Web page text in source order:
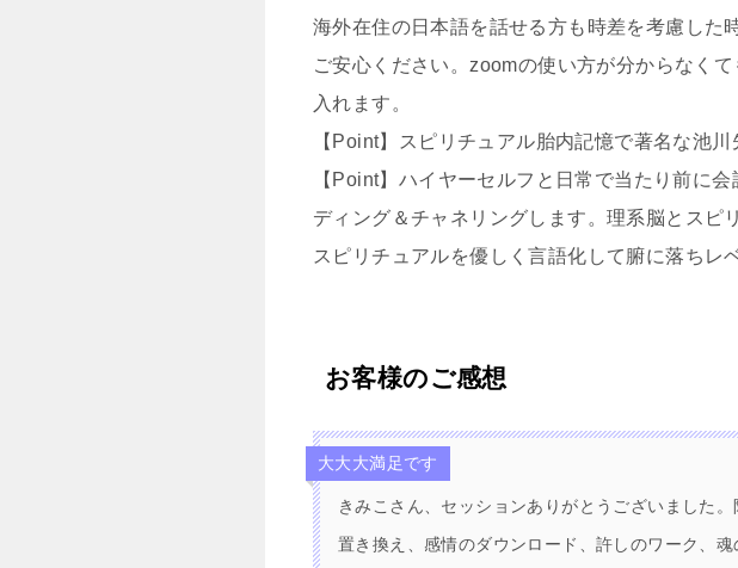
海外在住の日本語を話せる方も時差を考慮した
ご安心ください。zoomの使い方が分からなく
入れます。
【Point】スピリチュアル胎内記憶で著名な池
【Point】ハイヤーセルフと日常で当たり前に
ディング＆チャネリングします。理系脳とスピ
スピリチュアルを優しく言語化して腑に落ちレ
お客様のご感想
大大大満足です
きみこさん、セッションありがとうございました
置き換え、感情のダウンロード、許しのワーク、